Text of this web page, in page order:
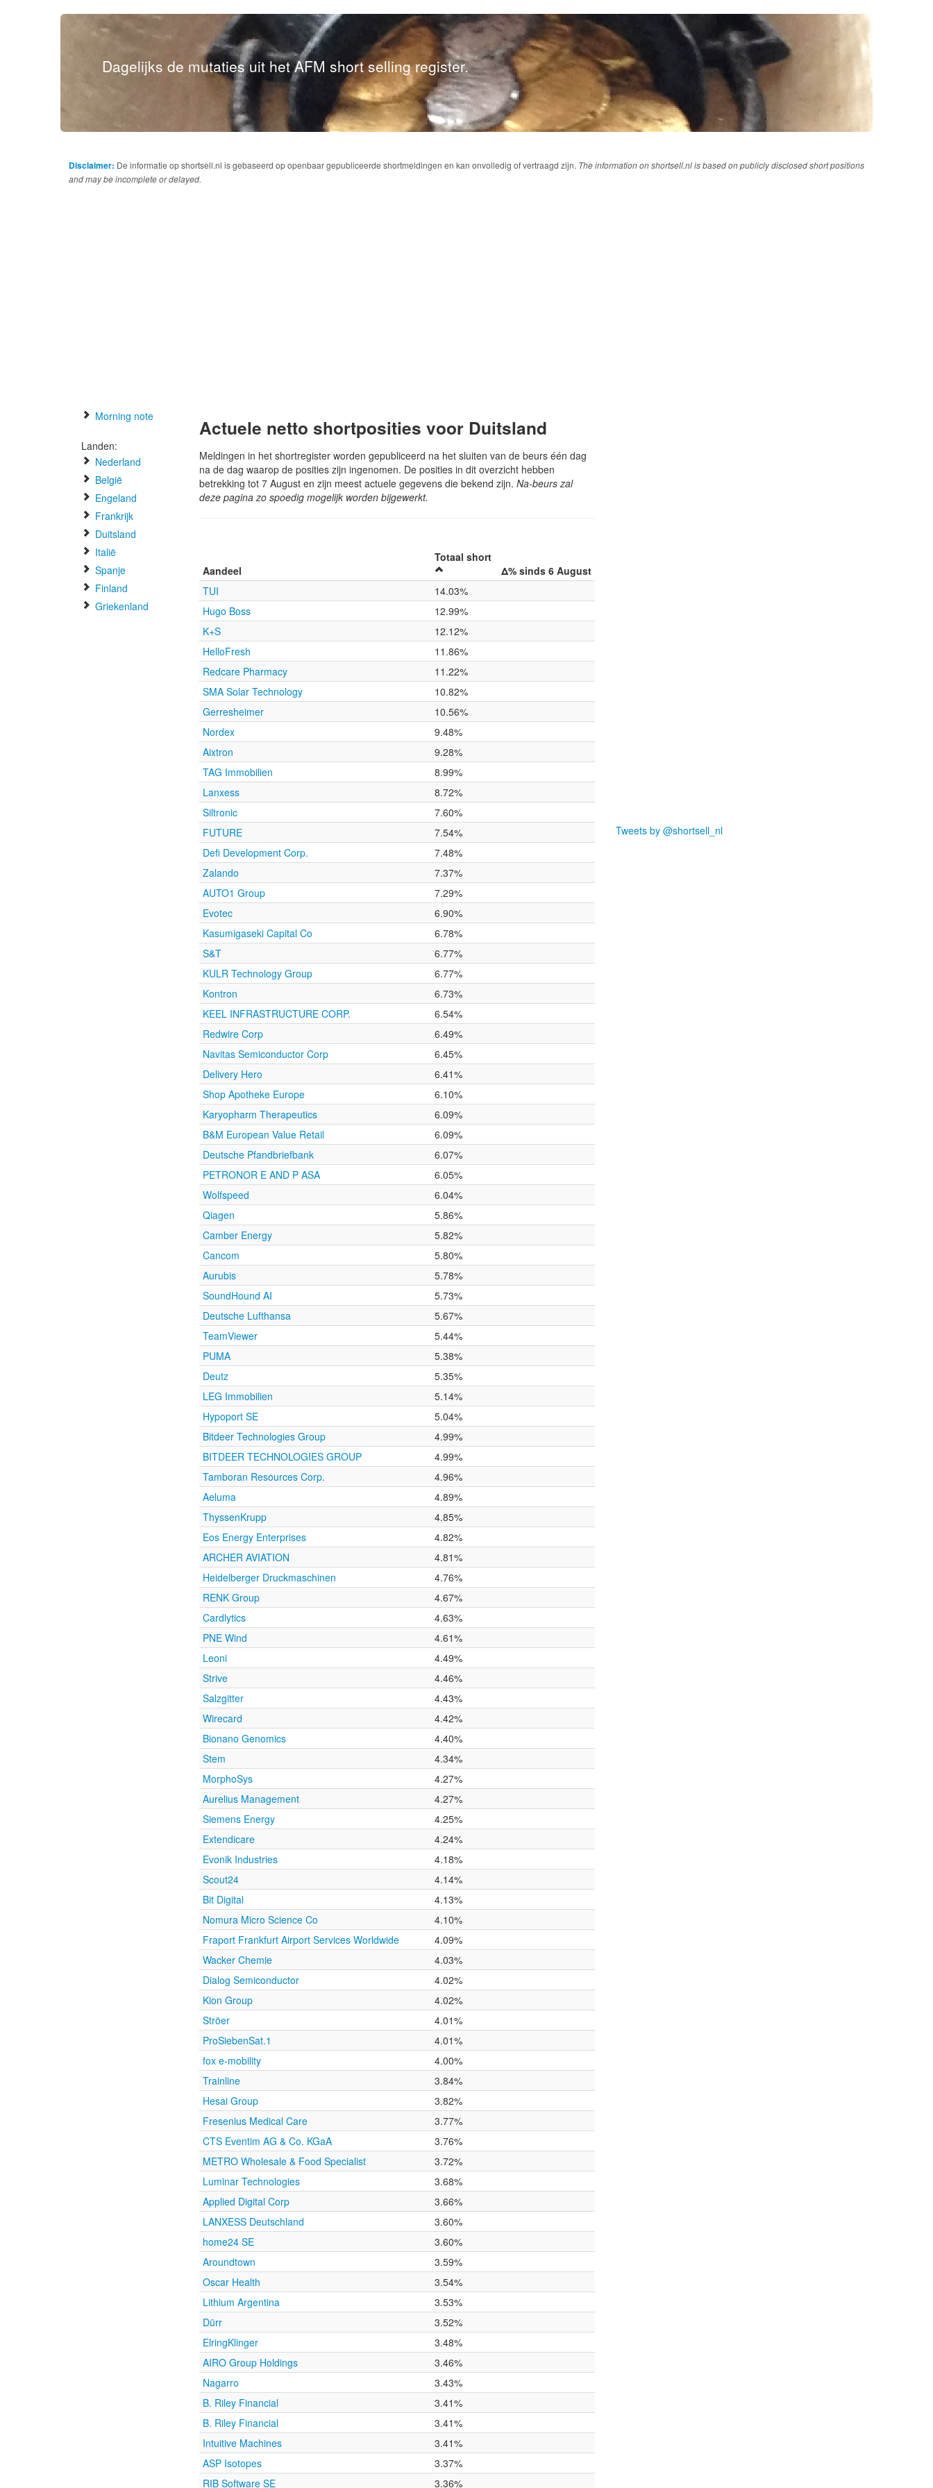
Dagelijks de mutaties uit het AFM short selling register.
Disclaimer: De informatie op shortsell.nl is gebaseerd op openbaar gepubliceerde shortmeldingen en kan onvolledig of vertraagd zijn. The information on shortsell.nl is based on publicly disclosed short positions
and may be incomplete or delayed.
Morning note
Landen:
Nederland
België
Engeland
Frankrijk
Duitsland
Italië
Spanje
Finland
Griekenland
Actuele netto shortposities voor Duitsland
Meldingen in het shortregister worden gepubliceerd na het sluiten van de beurs één dag
na de dag waarop de posities zijn ingenomen. De posities in dit overzicht hebben
betrekking tot 7 August en zijn meest actuele gegevens die bekend zijn. Na-beurs zal
deze pagina zo spoedig mogelijk worden bijgewerkt.
Aandeel
Totaal short
Δ% sinds 6 August
TUI
14.03%
Hugo Boss
12.99%
K+S
12.12%
HelloFresh
11.86%
Redcare Pharmacy
11.22%
SMA Solar Technology
10.82%
Gerresheimer
10.56%
Nordex
9.48%
Aixtron
9.28%
TAG Immobilien
8.99%
Lanxess
8.72%
Siltronic
7.60%
FUTURE
7.54%
Defi Development Corp.
7.48%
Zalando
7.37%
AUTO1 Group
7.29%
Evotec
6.90%
Kasumigaseki Capital Co
6.78%
S&T
6.77%
KULR Technology Group
6.77%
Kontron
6.73%
KEEL INFRASTRUCTURE CORP.
6.54%
Redwire Corp
6.49%
Navitas Semiconductor Corp
6.45%
Delivery Hero
6.41%
Shop Apotheke Europe
6.10%
Karyopharm Therapeutics
6.09%
B&M European Value Retail
6.09%
Deutsche Pfandbriefbank
6.07%
PETRONOR E AND P ASA
6.05%
Wolfspeed
6.04%
Qiagen
5.86%
Camber Energy
5.82%
Cancom
5.80%
Aurubis
5.78%
SoundHound AI
5.73%
Deutsche Lufthansa
5.67%
TeamViewer
5.44%
PUMA
5.38%
Deutz
5.35%
LEG Immobilien
5.14%
Hypoport SE
5.04%
Bitdeer Technologies Group
4.99%
BITDEER TECHNOLOGIES GROUP
4.99%
Tamboran Resources Corp.
4.96%
Aeluma
4.89%
ThyssenKrupp
4.85%
Eos Energy Enterprises
4.82%
ARCHER AVIATION
4.81%
Heidelberger Druckmaschinen
4.76%
RENK Group
4.67%
Cardlytics
4.63%
PNE Wind
4.61%
Leoni
4.49%
Strive
4.46%
Salzgitter
4.43%
Wirecard
4.42%
Bionano Genomics
4.40%
Stem
4.34%
MorphoSys
4.27%
Aurelius Management
4.27%
Siemens Energy
4.25%
Extendicare
4.24%
Evonik Industries
4.18%
Scout24
4.14%
Bit Digital
4.13%
Nomura Micro Science Co
4.10%
Fraport Frankfurt Airport Services Worldwide
4.09%
Wacker Chemie
4.03%
Dialog Semiconductor
4.02%
Kion Group
4.02%
Ströer
4.01%
ProSiebenSat.1
4.01%
fox e-mobility
4.00%
Trainline
3.84%
Hesai Group
3.82%
Fresenius Medical Care
3.77%
CTS Eventim AG & Co. KGaA
3.76%
METRO Wholesale & Food Specialist
3.72%
Luminar Technologies
3.68%
Applied Digital Corp
3.66%
LANXESS Deutschland
3.60%
home24 SE
3.60%
Aroundtown
3.59%
Oscar Health
3.54%
Lithium Argentina
3.53%
Dürr
3.52%
ElringKlinger
3.48%
AIRO Group Holdings
3.46%
Nagarro
3.43%
B. Riley Financial
3.41%
B. Riley Financial
3.41%
Intuitive Machines
3.41%
ASP Isotopes
3.37%
RIB Software SE
3.36%
Tweets by @shortsell_nl